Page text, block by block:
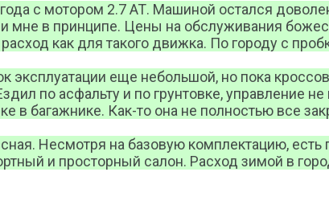
с мотором 2.7 АТ. Машиной остался
мне в принципе. Цены на обслуживания
как для такого движка. По городу с
еще небольшой, но пока
по асфальту и по грунтовке, управление
в багажнике. Как-то она не полностью все
Несмотря на базовую комплектацию,
и просторный салон. Расход зимой в